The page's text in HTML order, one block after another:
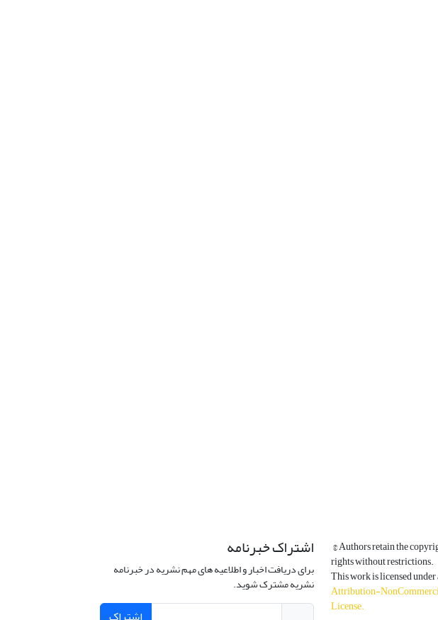
© Authors retain the
rights without restrictions.
This work is licensed under
Attribution-
License.
اشتراک خبرنامه
برای دریافت اخبار و اطلاعیه های مهم نشریه در خبرنامه
نشریه مشترک شوید.